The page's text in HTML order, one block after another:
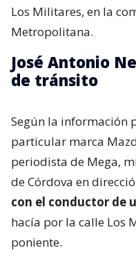
Los Militares, en la
Metropolitana.
José Antonio
de tránsito
Según la información
particular marca
periodista de Mega,
de Córdova en
con el conductor de
hacía por la calle Los
poniente.